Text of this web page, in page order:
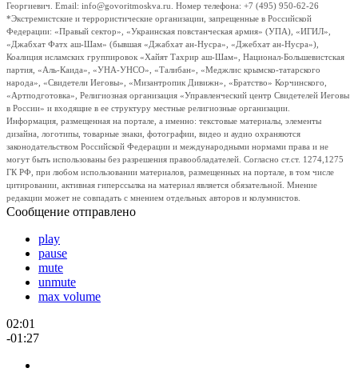
Георгиевич. Email: info@govoritmoskva.ru. Номер телефона: +7 (495) 950-62-26
*Экстремистские и террористические организации, запрещенные в Российской
Федерации: «Правый сектор», «Украинская повстанческая армия» (УПА), «ИГИЛ»,
«Джабхат Фатх аш-Шам» (бывшая «Джабхат ан-Нусра», «Джебхат ан-Нусра»),
Коалиция исламских группировок «Хайят Тахрир аш-Шам», Национал-Большевистская
партия, «Аль-Каида», «УНА-УНСО», «Талибан», «Меджлис крымско-татарского
народа», «Свидетели Иеговы», «Мизантропик Дивижн», «Братство» Корчинского,
«Артподготовка», Религиозная организация «Управленческий центр Свидетелей Иеговы
в России» и входящие в ее структуру местные религиозные организации.
Информация, размещенная на портале, а именно: текстовые материалы, элементы
дизайна, логотипы, товарные знаки, фотографии, видео и аудио охраняются
законодательством Российской Федерации и международными нормами права и не
могут быть использованы без разрешения правообладателей. Согласно ст.ст. 1274,1275
ГК РФ, при любом использовании материалов, размещенных на портале, в том числе
цитировании, активная гиперссылка на материал является обязательной. Мнение
редакции может не совпадать с мнением отдельных авторов и колумнистов.
Сообщение отправлено
play
pause
mute
unmute
max volume
02:01
-01:27